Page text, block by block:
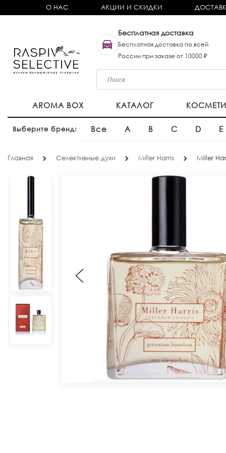
О НАС АКЦИИ И СКИДКИ
Бесплатная доставка
Бесплатная доставка по всей
России при заказе от 10000 ₽
AROMA BOX КАТАЛОГ
Выберите бренд: Все A B C D E
Главная Селективные духи Miller Harris Miller